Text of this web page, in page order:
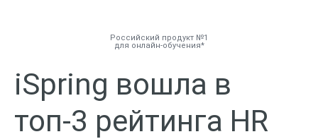
Российский продукт №1
для онлайн-обучения
Инструменты
Решения
iSpring вошла в
топ-3 рейтинга HR